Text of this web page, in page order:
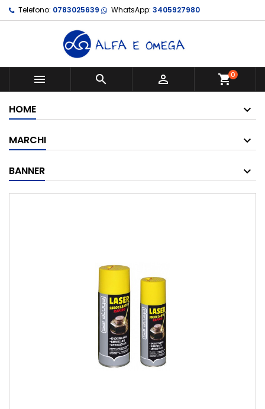
Telefono: 0783025639 WhatsApp: 3405927980
   shopping_cart0
HOME
MARCHI
BANNER